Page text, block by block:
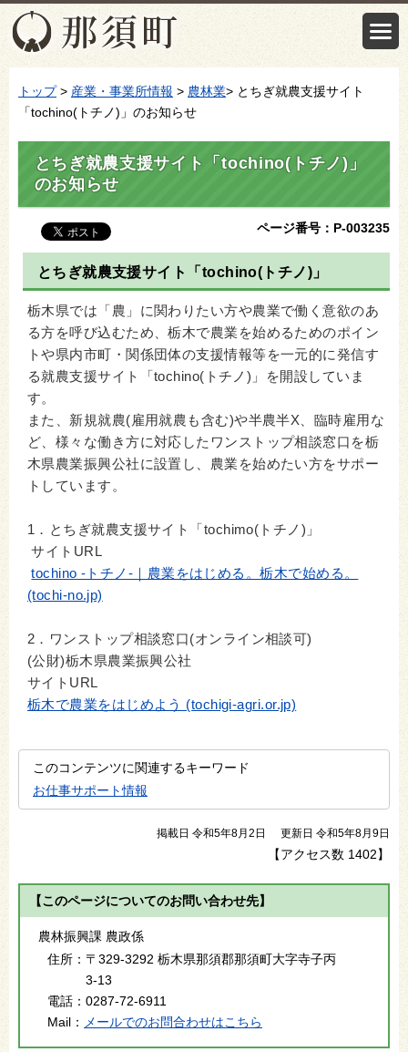
トップ> 産業・事業所情報 > 農林業> とちぎ就農支援サイト
「tochino(トチノ)」のお知らせ
とちぎ就農支援サイト「tochino(トチノ)」
のお知らせ
ページ番号：P-003235
とちぎ就農支援サイト「tochino(トチノ)」
栃木県では「農」に関わりたい方や農業で働く意欲のあ
る方を呼び込むため、栃木で農業を始めるためのポイン
トや県内市町・関係団体の支援情報等を一元的に発信す
る就農支援サイト「tochino(トチノ)」を開設していま
す。
また、新規就農(雇用就農も含む)や半農半X、臨時雇用な
ど、様々な働き方に対応したワンストップ相談窓口を栃
木県農業振興公社に設置し、農業を始めたい方をサポー
トしています。
1．とちぎ就農支援サイト「tochimo(トチノ)」
サイトURL
tochino -トチノ-｜農業をはじめる。栃木で始める。
(tochi-no.jp)
2．ワンストップ相談窓口(オンライン相談可)
(公財)栃木県農業振興公社
サイトURL
栃木で農業をはじめよう (tochigi-agri.or.jp)
このコンテンツに関連するキーワード
お仕事サポート情報
掲載日 令和5年8月2日 更新日 令和5年8月9日
【アクセス数 1402】
【このページについてのお問い合わせ先】
農林振興課 農政係
住所： 〒329-3292 栃木県那須郡那須町大字寺子丙
3-13
電話： 0287-72-6911
Mail： メールでのお問合わせはこちら